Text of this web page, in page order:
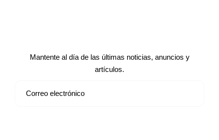
Mantente al día de las últimas noticias, anuncios y
artículos.